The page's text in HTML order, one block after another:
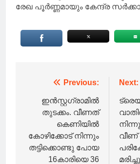
രേഖ പൂർണ്ണമായും കേന്ദ്ര
navigation
Previous:
ഇൻസ്റ്റഗ്രാമിൽ
തുടക്കം. വീണത്
കെണിയിൽ
കോഴിക്കോട് നിന്നും
തട്ടിക്കൊണ്ടു പോയ
16കാരിയെ 36
Next:
വീണ്